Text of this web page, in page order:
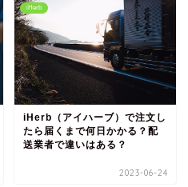
iHerb
iHerb（アイハーブ）で注文し
たら届くまで何日かかる？配
送業者で違いはある？
2023-06-24